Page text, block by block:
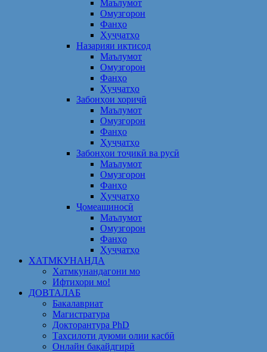
Маълумот
Омузгорон
Фанҳо
Ҳуҷҷатҳо
Назарияи иқтисод
Маълумот
Омузгорон
Фанҳо
Ҳуҷҷатҳо
Забонҳои хориҷӣ
Маълумот
Омузгорон
Фанҳо
Ҳуҷҷатҳо
Забонҳои тоҷикӣ ва русӣ
Маълумот
Омузгорон
Фанҳо
Ҳуҷҷатҳо
Ҷомеашиносӣ
Маълумот
Омузгорон
Фанҳо
Ҳуҷҷатҳо
ХАТМКУНАНДА
Хатмкунандагони мо
Ифтихори мо!
ДОВТАЛАБ
Бакалавриат
Магистратура
Докторантура PhD
Таҳсилоти дуюми олии касбӣ
Онлайн бақайдгирӣ